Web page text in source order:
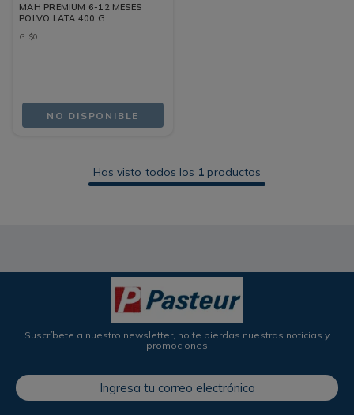
MAH PREMIUM 6-12 MESES
POLVO LATA 400 G
G $0
NO DISPONIBLE
Has visto todos los 1 productos
Suscríbete a nuestro newsletter, no te pierdas nuestras noticias y
promociones